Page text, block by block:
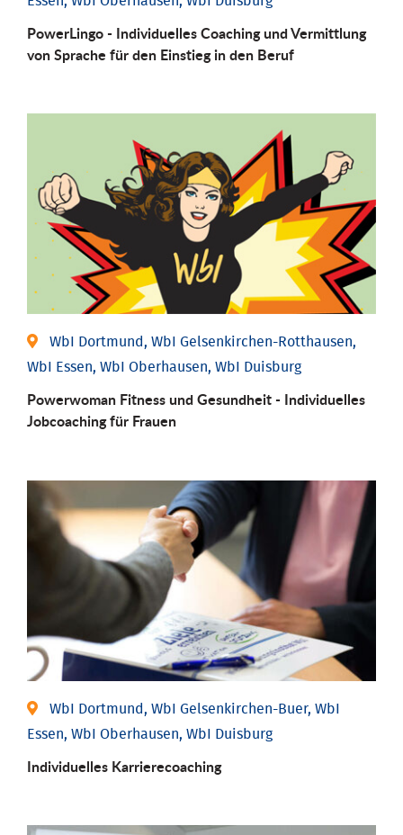
PowerLingo - Individuelles Coaching und Vermittlung
von Sprache für den Einstieg in den Beruf
WbI Dortmund, WbI Gelsenkirchen-Rotthausen,
WbI Essen, WbI Oberhausen, WbI Duisburg
Powerwoman Fitness und Gesund­heit - Individu­elles
Job­coaching für Frauen
WbI Dortmund, WbI Gelsenkirchen-Buer, WbI
Essen, WbI Oberhausen, WbI Duisburg
Individu­elles Karrierecoaching